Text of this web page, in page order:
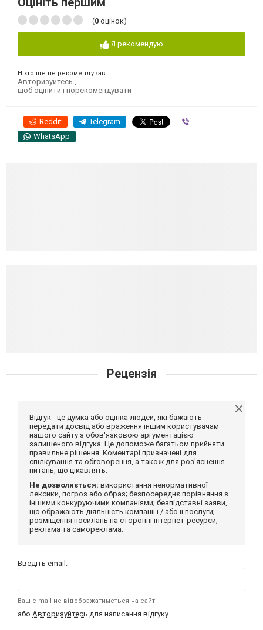
(0 оцінок)
Я рекомендую
Ніхто ще не рекомендував
Авторизуйтесь
щоб оцінити і порекомендувати
Reddit Telegram
WhatsApp
Рецензія
Відгук - це думка або оцінка людей, які бажають
передати досвід або враження іншим користувачам
нашого сайту з обов'язковою аргументацією
залишеного відгука. Це допоможе багатьом прийняти
правильне рішення. Коментарі призначені для
спілкування та обговорення, а також для роз'яснення
питань, що цікавлять.
Не дозволяється: використання ненормативної
лексики, погроз або образ; безпосереднє порівняння з
іншими конкуруючими компаніями; безпідставні заяви,
що ображають діяльність компанії і / або її послуги;
розміщення посилань на сторонні інтернет-ресурси;
реклама та самореклама.
Введіть email:
Ваш e-mail не відображатиметься на сайті
або Авторизуйтесь для написання відгуку